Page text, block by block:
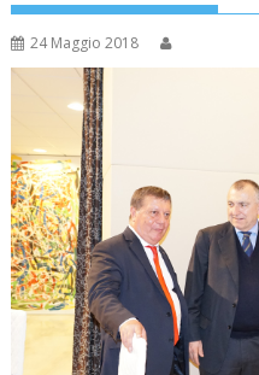
24 Maggio 2018